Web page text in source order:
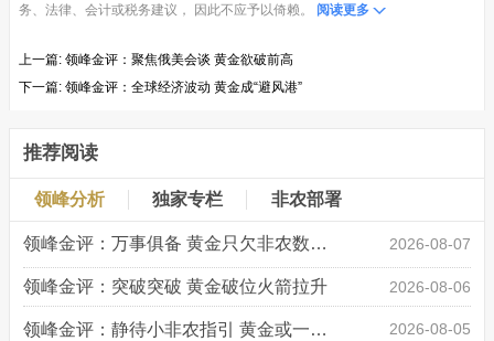
务、法律、会计或税务建议， 因此不应予以倚赖。 阅读更多
上一篇: 领峰金评：聚焦俄美会谈 黄金欲破前高
下一篇: 领峰金评：全球经济波动 黄金成“避风港”
推荐阅读
领峰分析 独家专栏 非农部署
领峰金评：万事俱备 黄金只欠非农数据“东风” 2026-08-07
领峰金评：突破突破 黄金破位火箭拉升 2026-08-06
领峰金评：静待小非农指引 黄金或一击破局 2026-08-05